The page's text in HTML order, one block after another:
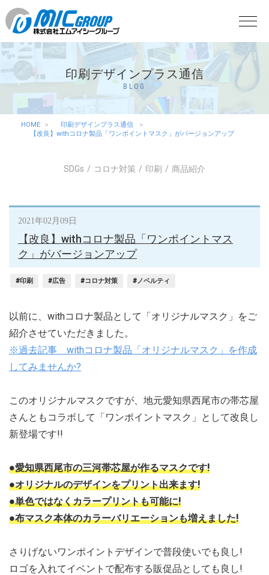
印刷デザインプラス通信
BLOG
HOME
印刷デザインプラス通信
【改良】withコロナ製品「ワンポイントマスク」がバージョンアップ
SDGs コロナ対策 印刷 商品紹介
2021年02月09日
【改良】withコロナ製品「ワンポイントマス
ク」がバージョンアップ
#印刷 #広告 #コロナ対策 #ノベルティ
以前に、withコロナ製品として「オリジナルマスク」をご
紹介させていただきました。
※過去記事 withコロナ製品「オリジナルマスク」を作成
してみませんか?
このオリジナルマスクですが、地元愛知県西尾市の帯芯屋
さんともコラボして「ワンポイントマスク」として改良し
新登場です!!
●愛知県西尾市の三河帯芯屋が作るマスクです!
●オリジナルのデザインをプリント出来ます!
●単色ではなくカラープリントも可能に!
●布マスク本体のカラーバリエーションも増えました!
さりげないワンポイントデザインで普段使いでも良し!
ロゴを入れてイベントで配布する販促品としても良し!